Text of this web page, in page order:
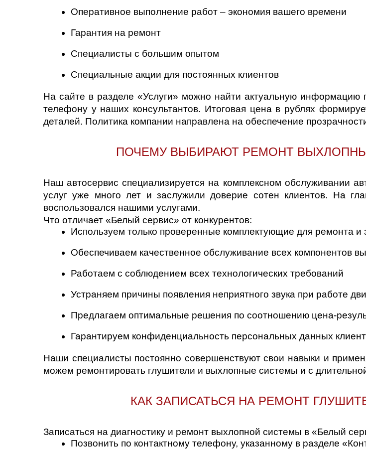
Оперативное выполнение работ – экономия вашего времени
Гарантия на ремонт
Специалисты с большим опытом
Специальные акции для постоянных клиентов
На сайте в разделе «Услуги» можно найти актуальную информацию
телефону у наших консультантов. Итоговая цена в рублях
деталей. Политика компании направлена на обеспечение
ПОЧЕМУ ВЫБИРАЮТ РЕМОНТ
Наш автосервис специализируется на комплексном обслуживании
услуг уже много лет и заслужили доверие сотен клиентов. На
воспользовался нашими услугами.
Что отличает «Белый сервис» от конкурентов:
Используем только проверенные комплектующие для ремонта и
Обеспечиваем качественное обслуживание всех компонентов
Работаем с соблюдением всех технологических требований
Устраняем причины появления неприятного звука при работе
Предлагаем оптимальные решения по соотношению цена-
Гарантируем конфиденциальность персональных данных
Наши специалисты постоянно совершенствуют свои навыки и
можем ремонтировать глушители и выхлопные системы и с
КАК ЗАПИСАТЬСЯ НА РЕМОНТ
Записаться на диагностику и ремонт выхлопной системы в «Белый
Позвонить по контактному телефону, указанному в разделе